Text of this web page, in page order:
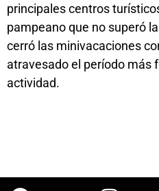
principales centros
pampeano que no superó
cerró las minivacaciones
atravesado el período más
actividad.